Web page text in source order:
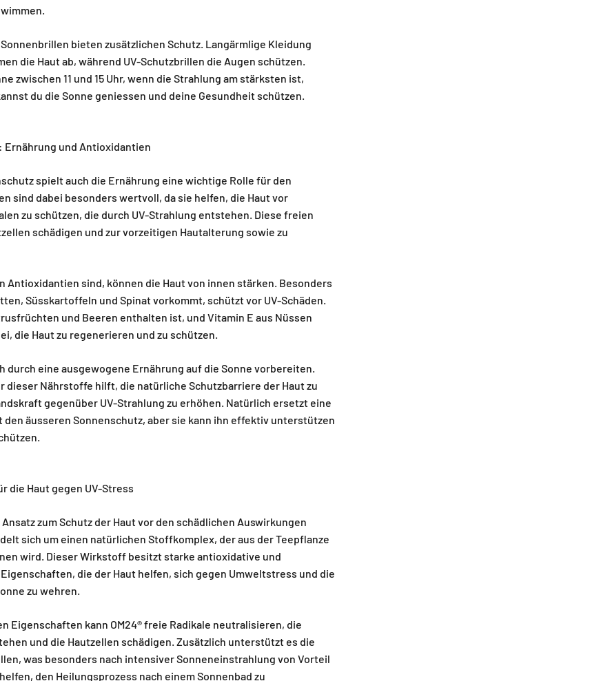
bieten zusätzlichen Schutz. Langärmlige Kleidung
die Haut ab, während UV-Schutzbrillen die Augen schützen.
zwischen 11 und 15 Uhr, wenn die Strahlung am stärksten ist,
du die Sonne geniessen und deine Gesundheit schützen.
Ernährung und Antioxidantien
spielt auch die Ernährung eine wichtige Rolle für den
sind dabei besonders wertvoll, da sie helfen, die Haut vor
zu schützen, die durch UV-Strahlung entstehen. Diese freien
schädigen und zur vorzeitigen Hautalterung sowie zu
Antioxidantien sind, können die Haut von innen stärken. Besonders
Süsskartoffeln und Spinat vorkommt, schützt vor UV-Schäden.
und Beeren enthalten ist, und Vitamin E aus Nüssen
die Haut zu regenerieren und zu schützen.
durch eine ausgewogene Ernährung auf die Sonne vorbereiten.
dieser Nährstoffe hilft, die natürliche Schutzbarriere der Haut zu
gegenüber UV-Strahlung zu erhöhen. Natürlich ersetzt eine
äusseren Sonnenschutz, aber sie kann ihn effektiv unterstützen
die Haut gegen UV-Stress
zum Schutz der Haut vor den schädlichen Auswirkungen
sich um einen natürlichen Stoffkomplex, der aus der Teepflanze
wird. Dieser Wirkstoff besitzt starke antioxidative und
die der Haut helfen, sich gegen Umweltstress und die
zu wehren.
Eigenschaften kann OM24® freie Radikale neutralisieren, die
und die Hautzellen schädigen. Zusätzlich unterstützt es die
was besonders nach intensiver Sonneneinstrahlung von Vorteil
den Heilungsprozess nach einem Sonnenbad zu